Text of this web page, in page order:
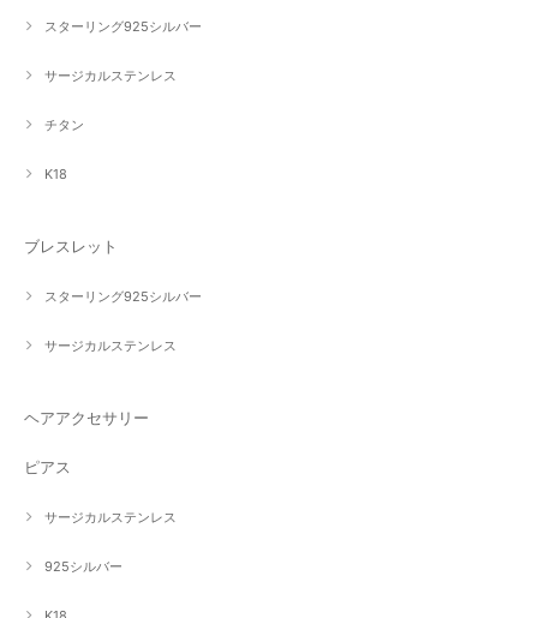
スターリング925シルバー
サージカルステンレス
チタン
K18
ブレスレット
スターリング925シルバー
サージカルステンレス
ヘアアクセサリー
ピアス
サージカルステンレス
925シルバー